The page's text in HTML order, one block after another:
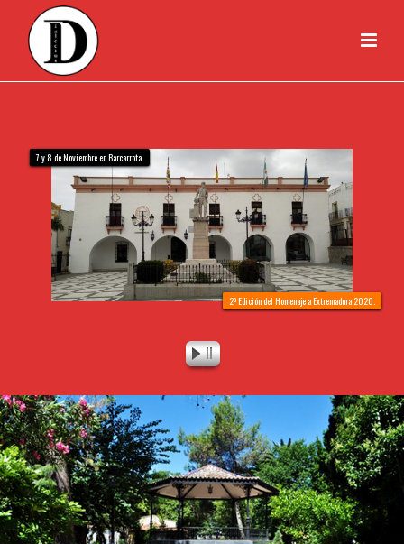
2ª Edición del Homenaje a Extremadura 2020.
7 y 8 de Noviembre en Barcarrota.